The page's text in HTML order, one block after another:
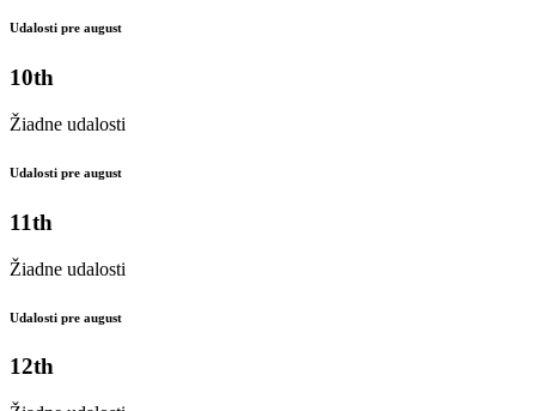
Udalosti pre august
10th
Žiadne udalosti
Udalosti pre august
11th
Žiadne udalosti
Udalosti pre august
12th